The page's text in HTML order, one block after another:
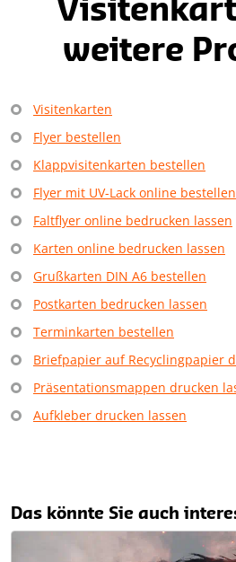
weitere
Visitenkarten
Flyer bestellen
Klappvisitenkarten bestellen
Flyer mit UV-Lack online bestellen
Faltflyer online bedrucken lassen
Karten online bedrucken lassen
Grußkarten DIN A6 bestellen
Postkarten bedrucken lassen
Terminkarten bestellen
Briefpapier auf Recyclingpapier
Präsentationsmappen drucken
Aufkleber drucken lassen
Das könnte Sie auch